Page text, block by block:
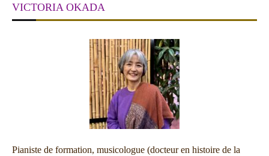
VICTORIA OKADA
Pianiste de formation, musicologue (docteur en histoire de la